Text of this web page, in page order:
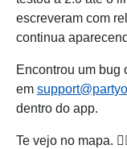
escreveram com
continua
Encontrou um bug
em
dentro do app.
Te vejo no mapa.